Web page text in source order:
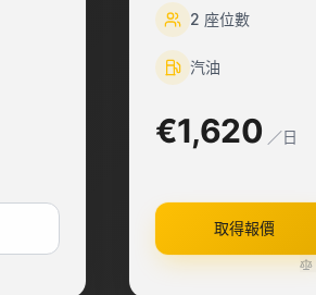
2 座位數
汽油
€1,620 ／日
取得報價